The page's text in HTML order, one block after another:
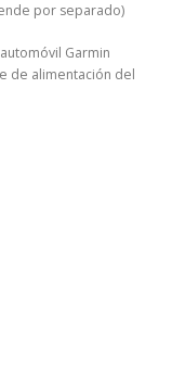
por separado)
Garmin
de alimentación del